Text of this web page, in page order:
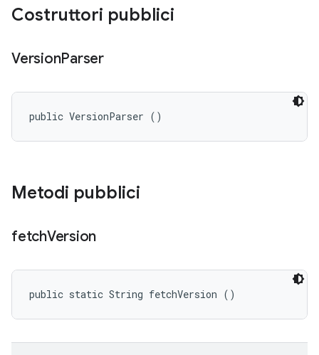
Costruttori pubblici
VersionParser
public VersionParser ()
Metodi pubblici
fetchVersion
public static String fetchVersion ()